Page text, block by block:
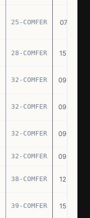
25-COMFER 07.07.76
28-COMFER 15.07.76
32-COMFER 09.09.76
32-COMFER 09.09.76
32-COMFER 09.09.76
32-COMFER 09.09.76
38-COMFER 12.10.76
39-COMFER 15.10.76